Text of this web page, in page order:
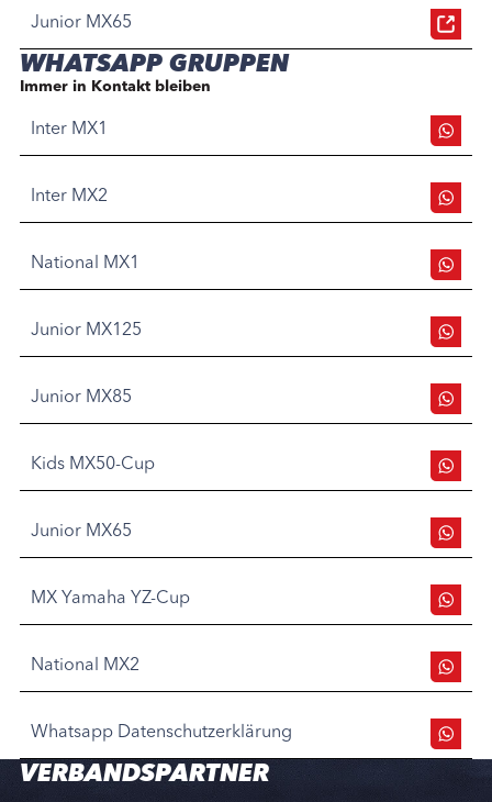
Junior MX65
WHATSAPP GRUPPEN
Immer in Kontakt bleiben
Inter MX1
Inter MX2
National MX1
Junior MX125
Junior MX85
Kids MX50-Cup
Junior MX65
MX Yamaha YZ-Cup
National MX2
Whatsapp Datenschutzerklärung
VERBANDSPARTNER